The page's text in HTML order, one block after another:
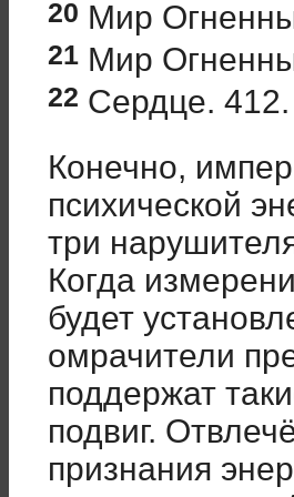
20 Мир
21 Мир
22 Сердце. 412.
Конечно,
психической
три
Когда
будет
омрачители
поддержат
подвиг.
признания